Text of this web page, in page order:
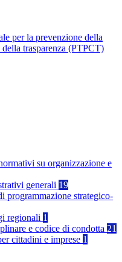
per la prevenzione della
trasparenza (PTPCT)
su organizzazione e
generali 19
programmazione strategico-
regionali 1
e codice di condotta 21
cittadini e imprese 1